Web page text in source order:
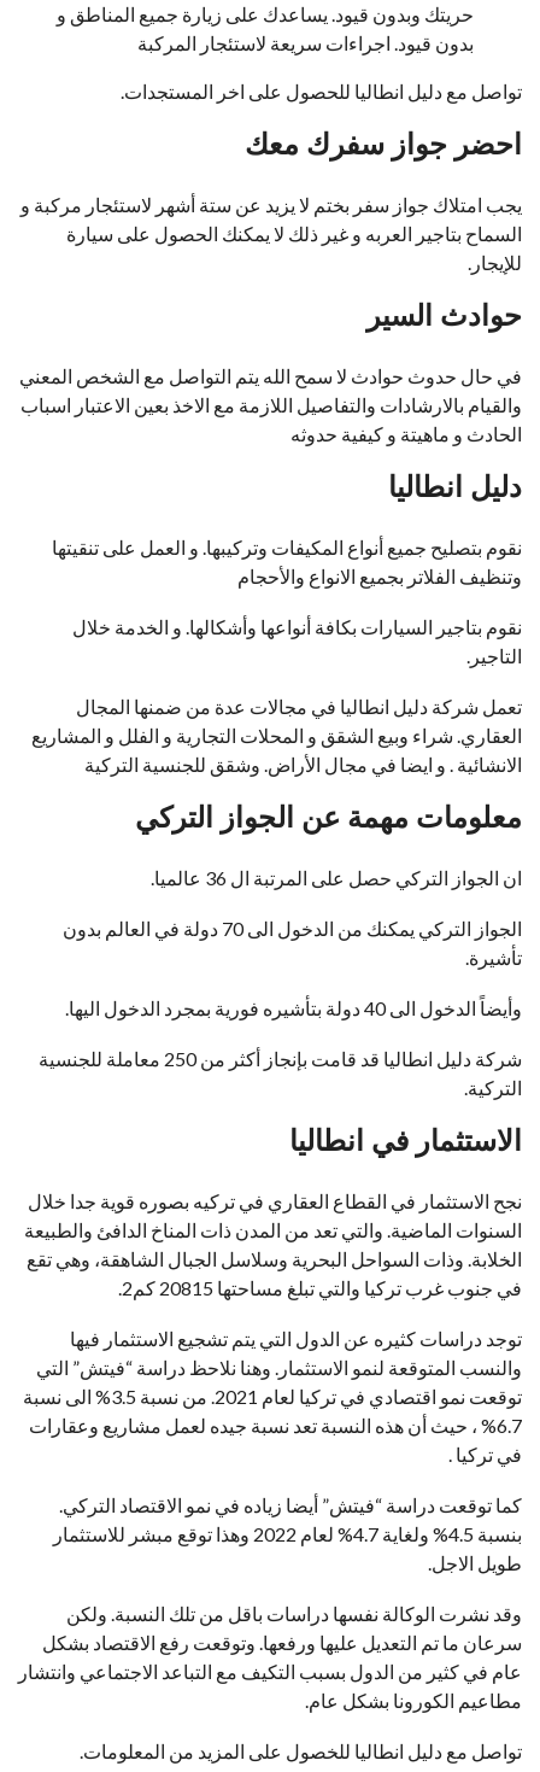
حريتك وبدون قيود. يساعدك على زيارة جميع المناطق و
بدون قيود. اجراءات سريعة لاستئجار المركبة
تواصل مع دليل انطاليا للحصول على اخر المستجدات.
احضر جواز سفرك معك
يجب امتلاك جواز سفر بختم لا يزيد عن ستة أشهر لاستئجار مركبة و
السماح بتاجير العربه و غير ذلك لا يمكنك الحصول على سيارة
للإيجار.
حوادث السير
في حال حدوث حوادث لا سمح الله يتم التواصل مع الشخص المعني
والقيام بالارشادات والتفاصيل اللازمة مع الاخذ بعين الاعتبار اسباب
الحادث و ماهيتة و كيفية حدوثه
دليل انطاليا
نقوم بتصليح جميع أنواع المكيفات وتركيبها. و العمل على تنقيتها
وتنظيف الفلاتر بجميع الانواع والأحجام
نقوم بتاجير السيارات بكافة أنواعها وأشكالها. و الخدمة خلال
التاجير.
تعمل شركة دليل انطاليا في مجالات عدة من ضمنها المجال
العقاري. شراء وبيع الشقق و المحلات التجارية و الفلل و المشاريع
الانشائية . و ايضا في مجال الأراض. وشقق للجنسية التركية
معلومات مهمة عن الجواز التركي
ان الجواز التركي حصل على المرتبة ال 36 عالميا.
الجواز التركي يمكنك من الدخول الى 70 دولة في العالم بدون
تأشيرة.
وأيضاً الدخول الى 40 دولة بتأشيره فورية بمجرد الدخول اليها.
شركة دليل انطاليا قد قامت بإنجاز أكثر من 250 معاملة للجنسية
التركية.
الاستثمار في انطاليا
نجح الاستثمار في القطاع العقاري في تركيه بصوره قوية جدا خلال
السنوات الماضية. والتي تعد من المدن ذات المناخ الدافئ والطبيعة
الخلابة. وذات السواحل البحرية وسلاسل الجبال الشاهقة، وهي تقع
في جنوب غرب تركيا والتي تبلغ مساحتها 20815 كم2.
توجد دراسات كثيره عن الدول التي يتم تشجيع الاستثمار فيها
والنسب المتوقعة لنمو الاستثمار. وهنا نلاحظ دراسة “فيتش” التي
توقعت نمو اقتصادي في تركيا لعام 2021. من نسبة 3.5% الى نسبة
6.7% ، حيث أن هذه النسبة تعد نسبة جيده لعمل مشاريع وعقارات
في تركيا .
كما توقعت دراسة “فيتش” أيضا زياده في نمو الاقتصاد التركي.
بنسبة 4.5% ولغاية 4.7% لعام 2022 وهذا توقع مبشر للاستثمار
طويل الاجل.
وقد نشرت الوكالة نفسها دراسات باقل من تلك النسبة. ولكن
سرعان ما تم التعديل عليها ورفعها. وتوقعت رفع الاقتصاد بشكل
عام في كثير من الدول بسبب التكيف مع التباعد الاجتماعي وانتشار
مطاعيم الكورونا بشكل عام.
تواصل مع دليل انطاليا للخصول على المزيد من المعلومات.